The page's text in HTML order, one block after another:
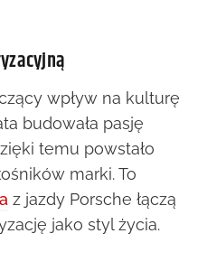
wpływ na kulturę
budowała pasję
temu powstało
marki. To
z jazdy Porsche łączą
jako styl życia.